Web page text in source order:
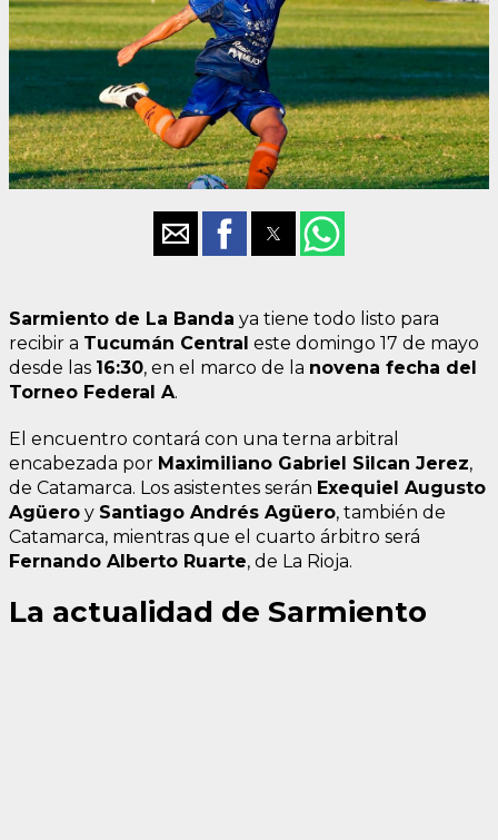
Sarmiento de La Banda ya tiene todo listo para
recibir a Tucumán Central este domingo 17 de mayo
desde las 16:30, en el marco de la novena fecha del
Torneo Federal A.
El encuentro contará con una terna arbitral
encabezada por Maximiliano Gabriel Silcan Jerez,
de Catamarca. Los asistentes serán Exequiel Augusto
Agüero y Santiago Andrés Agüero, también de
Catamarca, mientras que el cuarto árbitro será
Fernando Alberto Ruarte, de La Rioja.
La actualidad de Sarmiento